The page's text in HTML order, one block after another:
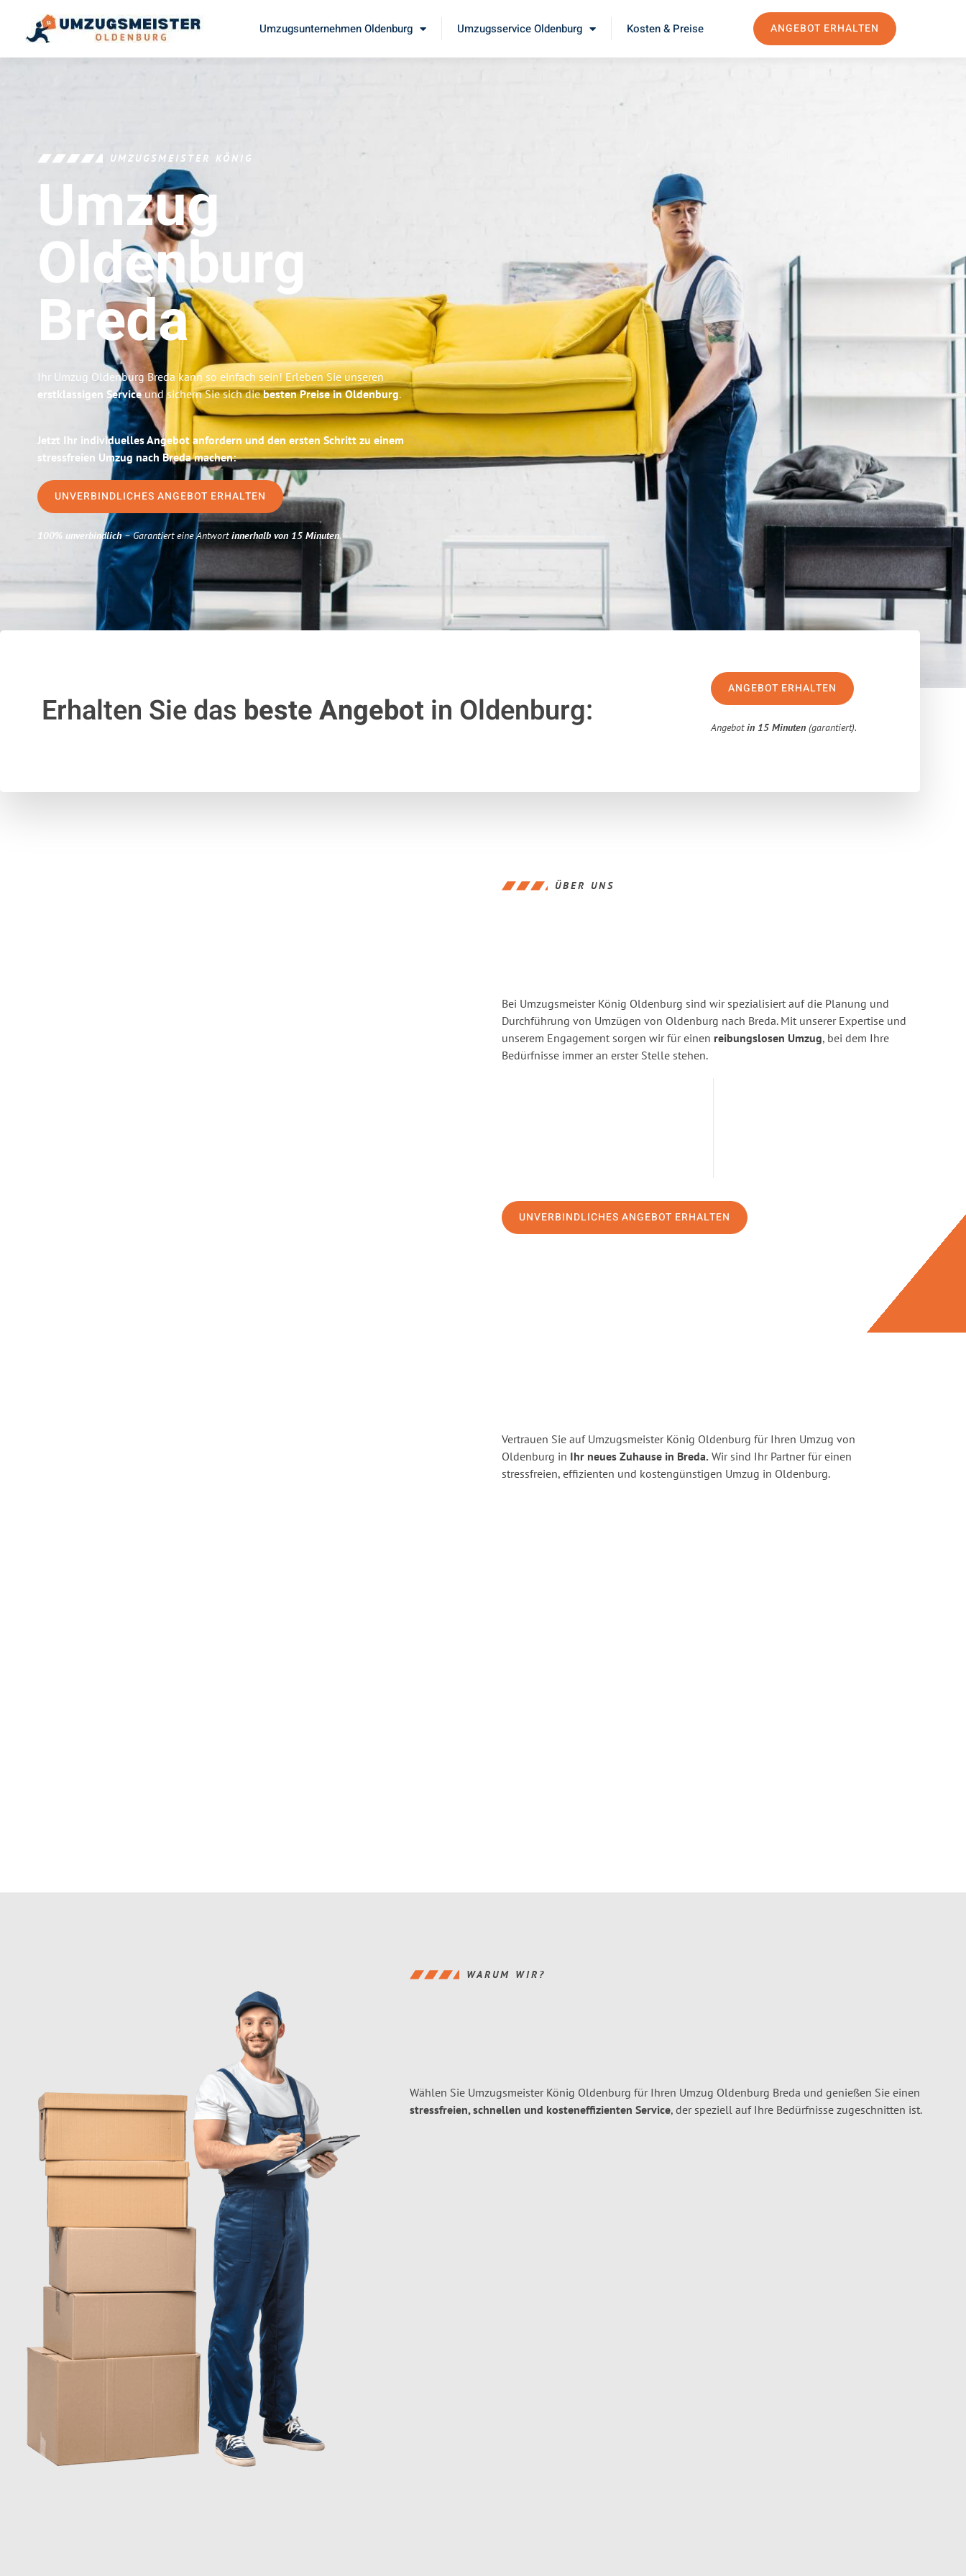
Umzugsunternehmen Oldenburg Umzugsservice Oldenburg Kosten & Preise ANGEBOT ERHALTEN
UMZUGSMEISTER KÖNIG
Umzug
Oldenburg
Breda
Ihr Umzug Oldenburg Breda kann so einfach sein! Erleben Sie unseren
erstklassigen Serviceund sichern Sie sich diebesten Preise in Oldenburg.
Jetzt Ihr individuelles Angebot anfordern und den ersten Schritt zu einem
stressfreien Umzug nach Breda machen:
UNVERBINDLICHES ANGEBOT ERHALTEN
100% unverbindlich– Garantiert eine Antwortinnerhalb von 15 Minuten.
Erhalten Sie das beste Angebotin Oldenburg:
ANGEBOT ERHALTEN
Angebotin 15 Minuten (garantiert).
ÜBER UNS
Bei Umzugsmeister König Oldenburg sind wir spezialisiert auf die Planung und
Durchführung von Umzügen von Oldenburg nach Breda. Mit unserer Expertise und
unserem Engagement sorgen wir für einen reibungslosen Umzug, bei dem Ihre
Bedürfnisse immer an erster Stelle stehen.
UNVERBINDLICHES ANGEBOT ERHALTEN
Vertrauen Sie auf Umzugsmeister König Oldenburg für Ihren Umzug von
Oldenburg in Ihr neues Zuhause in Breda. Wir sind Ihr Partner für einen
stressfreien, effizienten und kostengünstigen Umzug in Oldenburg.
WARUM WIR?
Wählen Sie Umzugsmeister König Oldenburg für Ihren Umzug Oldenburg Breda und genießen Sie einen
stressfreien, schnellen und kosteneffizienten Service, der speziell auf Ihre Bedürfnisse zugeschnitten ist.